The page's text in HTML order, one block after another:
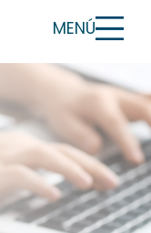
MENÚ